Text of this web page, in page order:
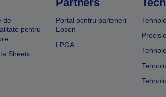
de
pentru
Sheets
Partners
Portal pentru parteneri
Epson
LPGA